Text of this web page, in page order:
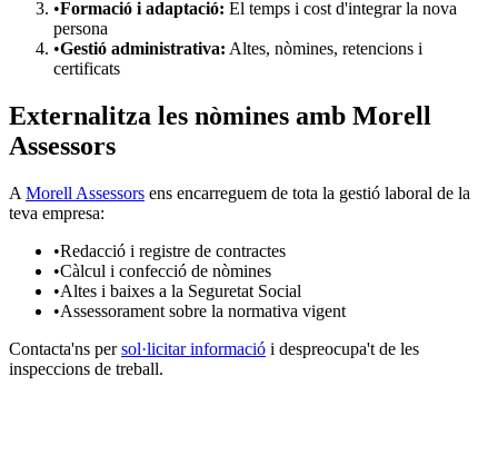
•Formació i adaptació: El temps i cost d'integrar la nova
persona
•Gestió administrativa: Altes, nòmines, retencions i
certificats
Externalitza les nòmines amb Morell
Assessors
A Morell Assessors ens encarreguem de tota la gestió laboral de la
teva empresa:
•Redacció i registre de contractes
•Càlcul i confecció de nòmines
•Altes i baixes a la Seguretat Social
•Assessorament sobre la normativa vigent
Contacta'ns persol·licitar informació i despreocupa't de les
inspeccions de treball.